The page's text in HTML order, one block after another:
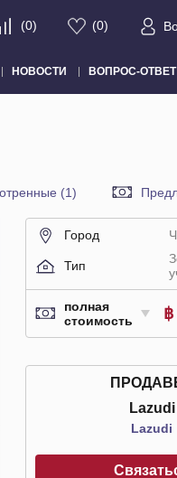
(0) (0)
НОВОСТИ ВОПРОС-ОТВЕТ
(1)
Город
Тип
полная
стоимость
฿
Lazudi
Lazudi